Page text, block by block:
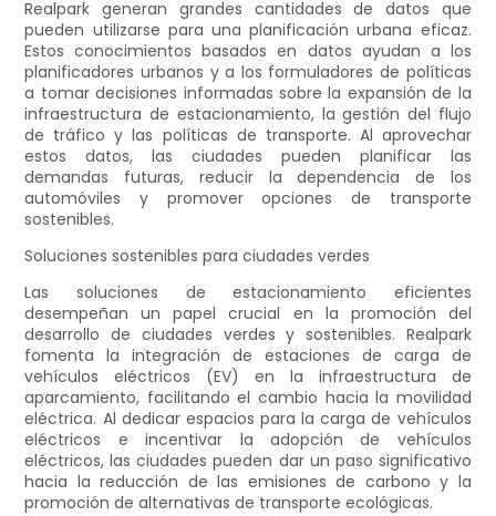
Realpark generan grandes cantidades de datos que
pueden utilizarse para una planificación urbana eficaz.
Estos conocimientos basados ​​en datos ayudan a los
planificadores urbanos y a los formuladores de políticas
a tomar decisiones informadas sobre la expansión de la
infraestructura de estacionamiento, la gestión del flujo
de tráfico y las políticas de transporte. Al aprovechar
estos datos, las ciudades pueden planificar las
demandas futuras, reducir la dependencia de los
automóviles y promover opciones de transporte
sostenibles.
Soluciones sostenibles para ciudades verdes
Las soluciones de estacionamiento eficientes
desempeñan un papel crucial en la promoción del
desarrollo de ciudades verdes y sostenibles. Realpark
fomenta la integración de estaciones de carga de
vehículos eléctricos (EV) en la infraestructura de
aparcamiento, facilitando el cambio hacia la movilidad
eléctrica. Al dedicar espacios para la carga de vehículos
eléctricos e incentivar la adopción de vehículos
eléctricos, las ciudades pueden dar un paso significativo
hacia la reducción de las emisiones de carbono y la
promoción de alternativas de transporte ecológicas.